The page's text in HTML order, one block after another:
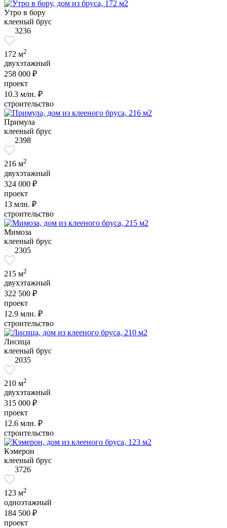
Утро в бору
клееный брус
3236
172 м2
двухэтажный
258 000 ₽
проект
10.3 млн. ₽
строительство
Примула
клееный брус
2398
216 м2
двухэтажный
324 000 ₽
проект
13 млн. ₽
строительство
Мимоза
клееный брус
2305
215 м2
двухэтажный
322 500 ₽
проект
12.9 млн. ₽
строительство
Лисица
клееный брус
2035
210 м2
двухэтажный
315 000 ₽
проект
12.6 млн. ₽
строительство
Кэмерон
клееный брус
3726
123 м2
одноэтажный
184 500 ₽
проект